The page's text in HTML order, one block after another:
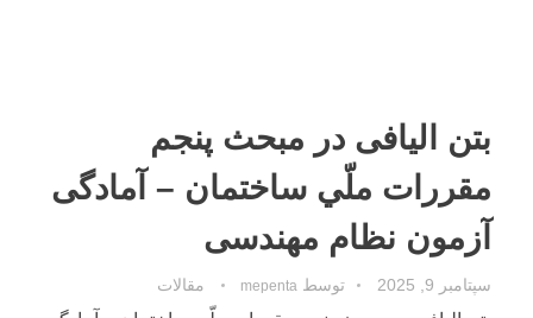
بتن الیافی در مبحث پنجم
ﻣﻘﺮرات ﻣﻠّﻲ ﺳﺎﺧﺘﻤﺎن – آمادگی
آزمون نظام مهندسی
سپتامبر 9, 2025 توسط mepenta مقالات